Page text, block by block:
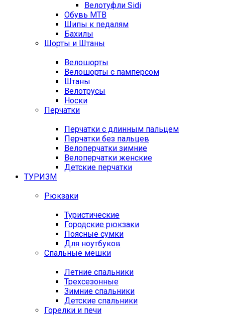
Велотуфли Sidi
Обувь MTB
Шипы к педалям
Бахилы
Шорты и Штаны
Велошорты
Велошорты с памперсом
Штаны
Велотрусы
Носки
Перчатки
Перчатки с длинным пальцем
Перчатки без пальцев
Велоперчатки зимние
Велоперчатки женские
Детские перчатки
ТУРИЗМ
Рюкзаки
Туристические
Городские рюкзаки
Поясные сумки
Для ноутбуков
Спальные мешки
Летние спальники
Трехсезонные
Зимние спальники
Детские спальники
Горелки и печи